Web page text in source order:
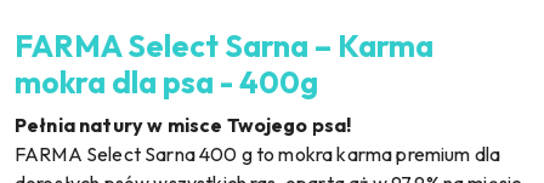
FARMA Select Sarna – Karma
mokra dla psa - 400g
Pełnia natury w misce Twojego psa!
FARMA Select Sarna 400 g to mokra karma premium dla